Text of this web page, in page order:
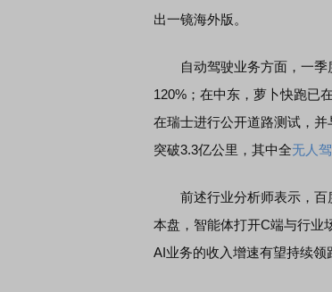
出一镜海外版。
自动驾驶业务方面，一季
120%；在中东，萝卜快跑已
在瑞士进行公开道路测试，
突破3.3亿公里，其中全无人
前述行业分析师表示，百
本盘，智能体打开C端与行业
AI业务的收入增速有望持续领